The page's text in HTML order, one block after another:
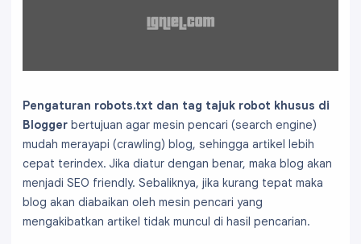
Pengaturan robots.txt dan tag tajuk robot khusus di
Blogger bertujuan agar mesin pencari (search engine)
mudah merayapi (crawling) blog, sehingga artikel lebih
cepat terindex. Jika diatur dengan benar, maka blog akan
menjadi SEO friendly. Sebaliknya, jika kurang tepat maka
blog akan diabaikan oleh mesin pencari yang
mengakibatkan artikel tidak muncul di hasil pencarian.